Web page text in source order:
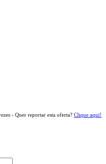
- Quer reportar esta oferta? Clique aqui!